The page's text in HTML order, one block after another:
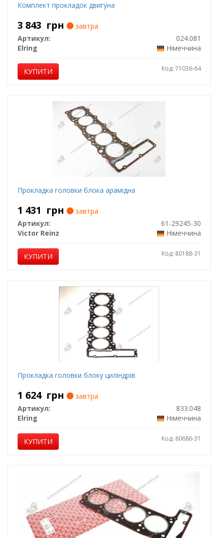
Комплект прокладок двигуна
3 843 грн
завтра
Артикул:
024.081
Elring
Німеччина
КУПИТИ Код: 71036-64
Прокладка головки блока арамідна
1 431 грн
завтра
Артикул:
61-29245-30
Victor Reinz
Німеччина
КУПИТИ Код: 80188-31
Прокладка головки блоку циліндрів
1 624 грн
завтра
Артикул:
833.048
Elring
Німеччина
КУПИТИ Код: 80686-31